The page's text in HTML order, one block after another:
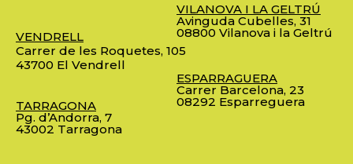
VENDRELL
Carrer de les Roquetes, 105
43700 El Vendrell
TARRAGONA
Pg. d’Andorra, 7
43002 Tarragona
VILANOVA I LA GELTRÚ
Avinguda Cubelles, 31
08800 Vilanova i la Geltrú
ESPARRAGUERA
Carrer Barcelona, 23
08292 Esparreguera